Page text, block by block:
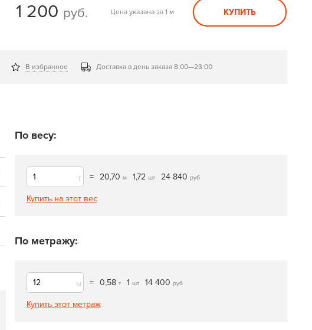
1 200 руб. Цена указана за 1 м КУПИТЬ
В избранное Доставка в день заказа 8:00—23:00
По весу:
т = 20,70 м 1,72 шт 24 840 руб
Купить на этот вес
По метражу:
м = 0,58 т 1 шт 14 400 руб
Купить этот метраж